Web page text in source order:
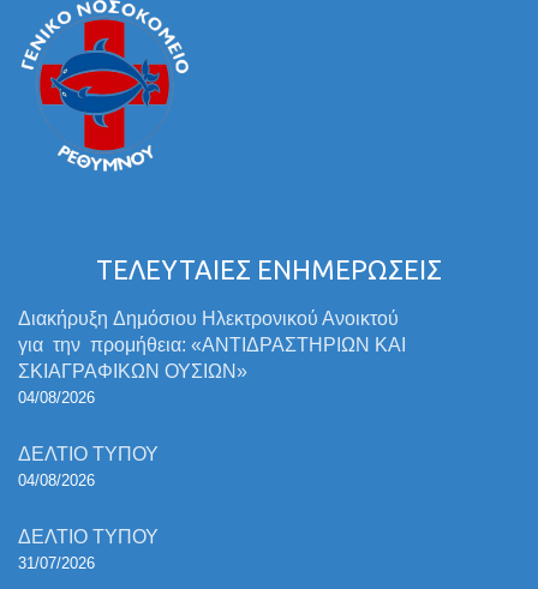
ΤΕΛΕΥΤΑΙΕΣ ΕΝΗΜΕΡΩΣΕΙΣ
Διακήρυξη Δημόσιου Ηλεκτρονικού Ανοικτού
για την προμήθεια: «ΑΝΤΙΔΡΑΣΤΗΡΙΩΝ ΚΑΙ
ΣΚΙΑΓΡΑΦΙΚΩΝ ΟΥΣΙΩΝ»
04/08/2026
ΔΕΛΤΙΟ ΤΥΠΟΥ
04/08/2026
ΔΕΛΤΙΟ ΤΥΠΟΥ
31/07/2026